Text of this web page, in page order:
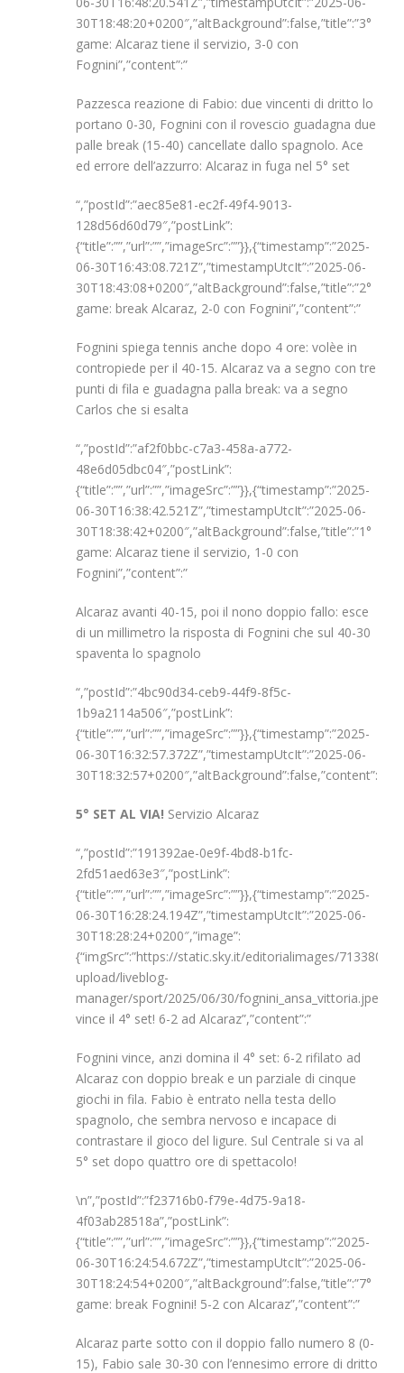
30T18:48:20+0200″,”altBackground”:false,”title”:”3°
game: Alcaraz tiene il servizio, 3-0 con
Fognini”,”content”:”
Pazzesca reazione di Fabio: due vincenti di dritto lo
portano 0-30, Fognini con il rovescio guadagna due
palle break (15-40) cancellate dallo spagnolo. Ace
ed errore dell’azzurro: Alcaraz in fuga nel 5° set
“,”postId”:”aec85e81-ec2f-49f4-9013-
128d56d60d79″,”postLink”:
{“title”:””,”url”:””,”imageSrc”:””}},{“timestamp”:”2025-
06-30T16:43:08.721Z”,”timestampUtcIt”:”2025-06-
30T18:43:08+0200″,”altBackground”:false,”title”:”2°
game: break Alcaraz, 2-0 con Fognini”,”content”:”
Fognini spiega tennis anche dopo 4 ore: volèe in
contropiede per il 40-15. Alcaraz va a segno con tre
punti di fila e guadagna palla break: va a segno
Carlos che si esalta
“,”postId”:”af2f0bbc-c7a3-458a-a772-
48e6d05dbc04″,”postLink”:
{“title”:””,”url”:””,”imageSrc”:””}},{“timestamp”:”2025-
06-30T16:38:42.521Z”,”timestampUtcIt”:”2025-06-
30T18:38:42+0200″,”altBackground”:false,”title”:”1°
game: Alcaraz tiene il servizio, 1-0 con
Fognini”,”content”:”
Alcaraz avanti 40-15, poi il nono doppio fallo: esce
di un millimetro la risposta di Fognini che sul 40-30
spaventa lo spagnolo
“,”postId”:”4bc90d34-ceb9-44f9-8f5c-
1b9a2114a506″,”postLink”:
{“title”:””,”url”:””,”imageSrc”:””}},{“timestamp”:”2025-
06-30T16:32:57.372Z”,”timestampUtcIt”:”2025-06-
30T18:32:57+0200″,”altBackground”:false,”content”:”
5° SET AL VIA! Servizio Alcaraz
“,”postId”:”191392ae-0e9f-4bd8-b1fc-
2fd51aed63e3″,”postLink”:
{“title”:””,”url”:””,”imageSrc”:””}},{“timestamp”:”2025-
06-30T16:28:24.194Z”,”timestampUtcIt”:”2025-06-
30T18:28:24+0200″,”image”:
{“imgSrc”:”https://static.sky.it/editorialimages/
upload/liveblog-
manager/sport/2025/06/30/
vince il 4° set! 6-2 ad Alcaraz”,”content”:”
Fognini vince, anzi domina il 4° set: 6-2 rifilato ad
Alcaraz con doppio break e un parziale di cinque
giochi in fila. Fabio è entrato nella testa dello
spagnolo, che sembra nervoso e incapace di
contrastare il gioco del ligure. Sul Centrale si va al
5° set dopo quattro ore di spettacolo!
\n”,”postId”:”f23716b0-f79e-4d75-9a18-
4f03ab28518a”,”postLink”:
{“title”:””,”url”:””,”imageSrc”:””}},{“timestamp”:”2025-
06-30T16:24:54.672Z”,”timestampUtcIt”:”2025-06-
30T18:24:54+0200″,”altBackground”:false,”title”:”7°
game: break Fognini! 5-2 con Alcaraz”,”content”:”
Alcaraz parte sotto con il doppio fallo numero 8 (0-
15), Fabio sale 30-30 con l’ennesimo errore di dritto